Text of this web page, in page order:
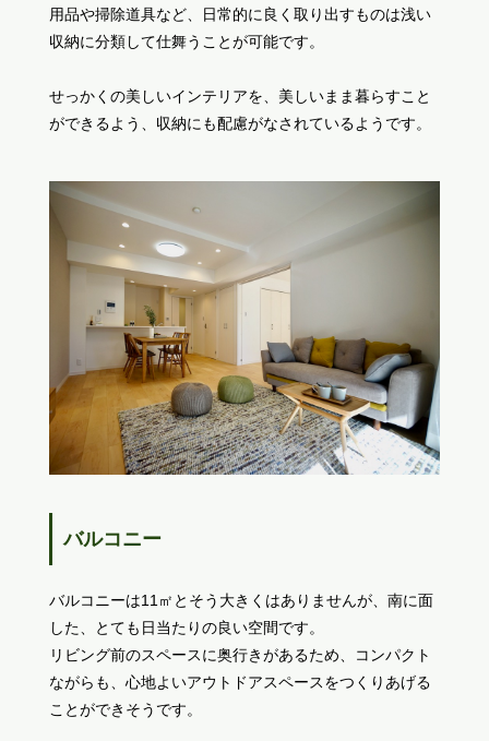
用品や掃除道具など、日常的に良く取り出すものは浅い
収納に分類して仕舞うことが可能です。
せっかくの美しいインテリアを、美しいまま暮らすこと
ができるよう、収納にも配慮がなされているようです。
バルコニー
バルコニーは11㎡とそう大きくはありませんが、南に面
した、とても日当たりの良い空間です。
リビング前のスペースに奥行きがあるため、コンパクト
ながらも、心地よいアウトドアスペースをつくりあげる
ことができそうです。